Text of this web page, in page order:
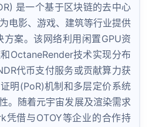
是一个基于区块链的去中心
电影、游戏、建筑等行业提供
案。该网络利用闲置GPU资
OctaneRender技术实现分布
代币支付服务或贡献算力获
明(PoR)机制和多层定价系统
。随着元宇宙发展及渲染需求
凭借与OTOY等企业的合作持